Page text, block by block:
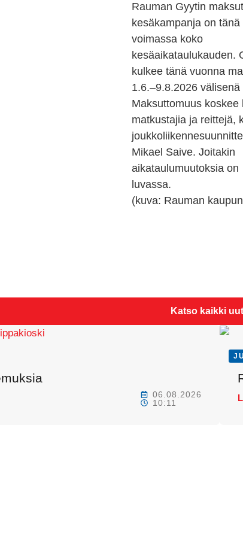
Rauman Gyytin
kesäkampanja on
voimassa koko
kesäaikataulukauden.
kulkee tänä vuonna
1.6.–9.8.2026 välisenä
Maksuttomuus koskee
matkustajia ja reittejä,
Mikael Saive. Joitakin
aikataulumuutoksia on
luvassa.
(kuva: Rauman
Katso kaikki
06.08.2026
10:11